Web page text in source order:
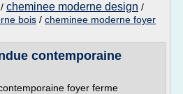
/ cheminee moderne design /
bois / cheminee moderne foyer
contemporaine
foyer ferme